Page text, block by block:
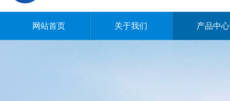
网站首页 关于我们 产品中心